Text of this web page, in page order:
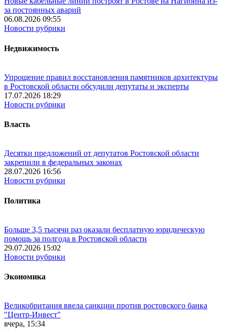
за постоянных аварий
06.08.2026 09:55
Новости рубрики
Недвижимость
Упрощение правил восстановления памятников архитектуры
в Ростовской области обсудили депутаты и эксперты
17.07.2026 18:29
Новости рубрики
Власть
Десятки предложений от депутатов Ростовской области
закрепили в федеральных законах
28.07.2026 16:56
Новости рубрики
Политика
Больше 3,5 тысячи раз оказали бесплатную юридическую
помощь за полгода в Ростовской области
29.07.2026 15:02
Новости рубрики
Экономика
Великобритания ввела санкции против ростовского банка
"Центр-Инвест"
вчера, 15:34